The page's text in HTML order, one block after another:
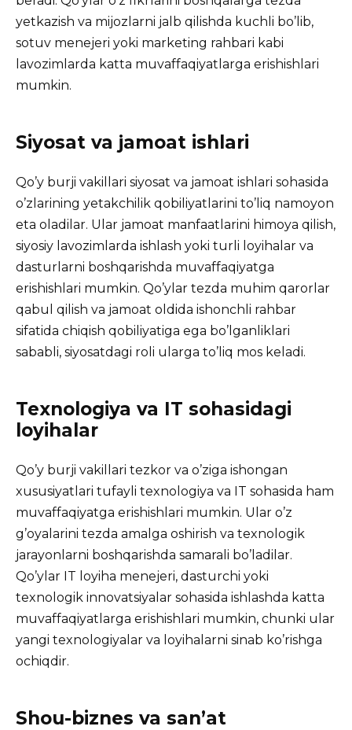
yetkazish va mijozlarni jalb qilishda kuchli bo’lib,
sotuv menejeri yoki marketing rahbari kabi
lavozimlarda katta muvaffaqiyatlarga erishishlari
mumkin.
Siyosat va jamoat ishlari
Qo’y burji vakillari siyosat va jamoat ishlari sohasida
o’zlarining yetakchilik qobiliyatlarini to’liq namoyon
eta oladilar. Ular jamoat manfaatlarini himoya qilish,
siyosiy lavozimlarda ishlash yoki turli loyihalar va
dasturlarni boshqarishda muvaffaqiyatga
erishishlari mumkin. Qo’ylar tezda muhim qarorlar
qabul qilish va jamoat oldida ishonchli rahbar
sifatida chiqish qobiliyatiga ega bo’lganliklari
sababli, siyosatdagi roli ularga to’liq mos keladi.
Texnologiya va IT sohasidagi
loyihalar
Qo’y burji vakillari tezkor va o’ziga ishongan
xususiyatlari tufayli texnologiya va IT sohasida ham
muvaffaqiyatga erishishlari mumkin. Ular o’z
g’oyalarini tezda amalga oshirish va texnologik
jarayonlarni boshqarishda samarali bo’ladilar.
Qo’ylar IT loyiha menejeri, dasturchi yoki
texnologik innovatsiyalar sohasida ishlashda katta
muvaffaqiyatlarga erishishlari mumkin, chunki ular
yangi texnologiyalar va loyihalarni sinab ko’rishga
ochiqdir.
Shou-biznes va san’at